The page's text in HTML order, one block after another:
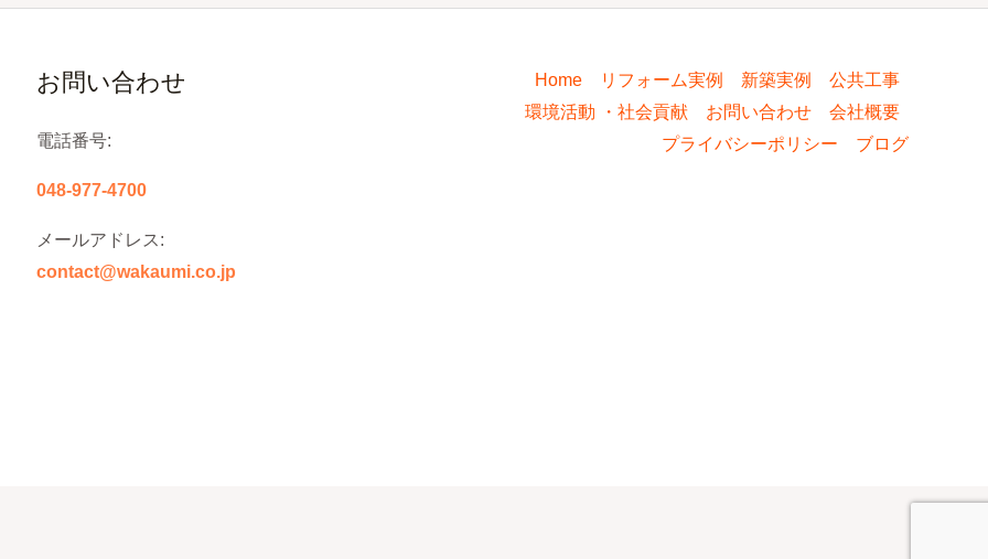
お問い合わせ
電話番号:
048-977-4700
メールアドレス:
contact@wakaumi.co.jp
Home リフォーム実例 新築実例
公共工事
環境活動 ・社会貢献
お問い合わせ
会社概要
プライバシーポリシー
ブログ